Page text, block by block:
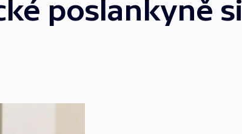
poslankyně si